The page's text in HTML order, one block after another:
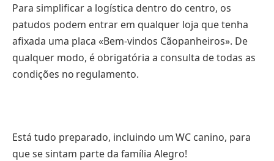
Para simplificar a logística dentro do centro, os
patudos podem entrar em qualquer loja que tenha
afixada uma placa «Bem-vindos Cãopanheiros». De
qualquer modo, é obrigatória a consulta de todas as
condições no regulamento.
Está tudo preparado, incluindo um WC canino, para
que se sintam parte da família Alegro!